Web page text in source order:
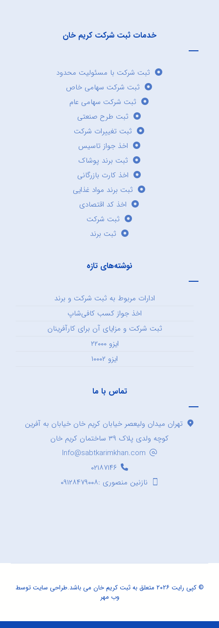
خدمات ثبت شرکت کریم خان
ثبت شرکت با مسئولیت محدود
ثبت شرکت سهامی خاص
ثبت شرکت سهامی عام
ثبت طرح صنعتی
ثبت تغییرات شرکت
اخذ جواز تاسیس
ثبت برند پوشاک
اخذ کارت بازرگانی
ثبت برند مواد غذایی
اخذ کد اقتصادی
ثبت شرکت
ثبت برند
نوشته‌های تازه
ادارات مربوط به ثبت شرکت و برند
اخذ جواز کسب کافی‌شاپ
ثبت شرکت و مزایای آن برای کارآفرینان
ایزو ۲۲۰۰۰
ایزو ۱۰۰۰۲
تماس با ما
تهران میدان ولیعصر خیابان کریم خان خیابان به آفرین
کوچه ولدی پلاک ۳۹ ساختمان کریم خان
Info@sabtkarimkhan.com
۰۲۱۸۷۱۴۶
نازنین منصوری :۰۹۱۲۸۴۷۹۰۰۸
© کپی رایت ۲۰۲۶ متعلق به ثبت کریم خان می باشد. طراحی سایتتوسط
وب مهر